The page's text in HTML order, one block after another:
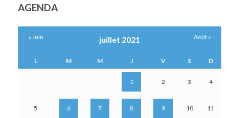
AGENDA
juillet 2021
L M M J V S D
1 2 3 4
5 6 7 8 9 10 11
« Juin Août »